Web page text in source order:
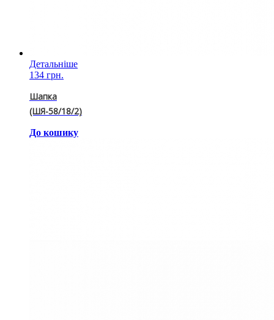
Детальніше
134 грн.
Шапка
(ШЯ-58/18/2)
До кошику